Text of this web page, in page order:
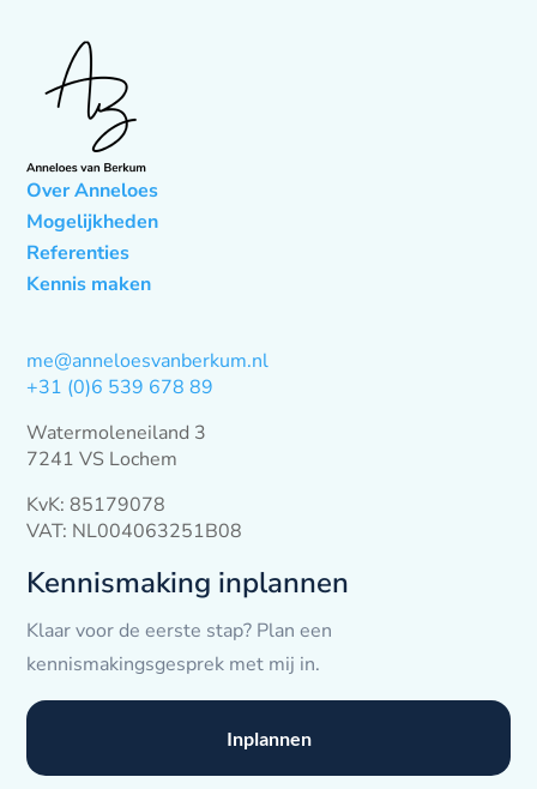
Over Anneloes
Mogelijkheden
Referenties
Kennis maken
me@anneloesvanberkum.nl
+31 (0)6 539 678 89
Watermoleneiland 3
7241 VS Lochem
KvK: 85179078
VAT: NL004063251B08
Kennismaking inplannen
Klaar voor de eerste stap? Plan een
kennismakingsgesprek met mij in.
Inplannen